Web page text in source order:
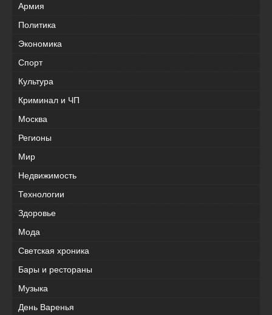
Армия
Политика
Экономика
Спорт
Культура
Криминал и ЧП
Москва
Регионы
Мир
Недвижимость
Технологии
Здоровье
Мода
Светская хроника
Бары и рестораны
Музыка
День Варенья